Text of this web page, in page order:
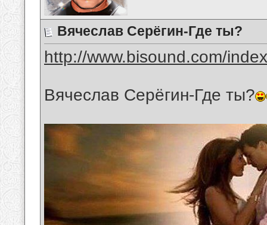
Вячеслав Серёгин-Где ты?
http://www.bisound.com/
Вячеслав Серёгин-Где ты?